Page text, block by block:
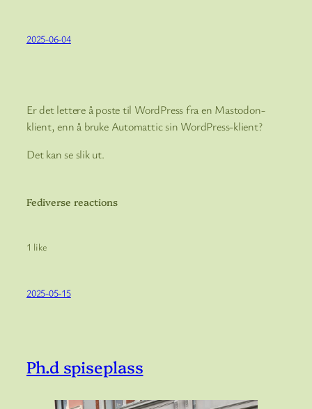
2025-06-04
Er det lettere å poste til WordPress fra en Mastodon-
klient, enn å bruke Automattic sin WordPress-klient?
Det kan se slik ut.
Fediverse reactions
1 like
2025-05-15
Ph.d spiseplass